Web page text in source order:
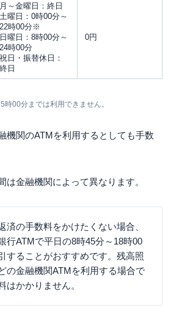
月～金曜日：終日
土曜日：0時00分～
22時00分※
日曜日：8時00分～
24時00分
祝日・振替休日：
終日
0円
00分までは利用できません。
機関のATMを利用するとしても手数
は金融機関によって異なります。
済の手数料をかけたくない場合、
行ATMで平日の8時45分～18時00
することがおすすめです。残高照
の金融機関ATMを利用する場合で
はかかりません。